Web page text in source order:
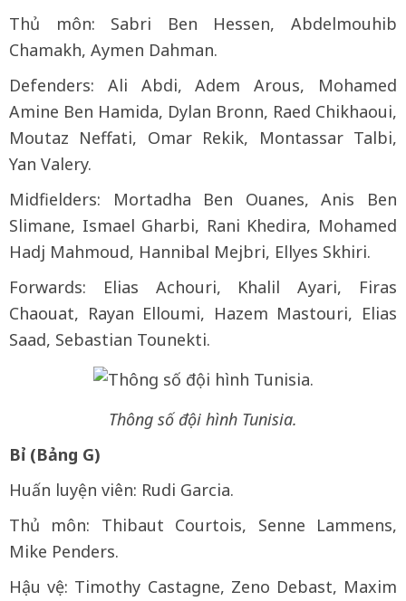
Thủ môn: Sabri Ben Hessen, Abdelmouhib
Chamakh, Aymen Dahman.
Defenders: Ali Abdi, Adem Arous, Mohamed
Amine Ben Hamida, Dylan Bronn, Raed Chikhaoui,
Moutaz Neffati, Omar Rekik, Montassar Talbi,
Yan Valery.
Midfielders: Mortadha Ben Ouanes, Anis Ben
Slimane, Ismael Gharbi, Rani Khedira, Mohamed
Hadj Mahmoud, Hannibal Mejbri, Ellyes Skhiri.
Forwards: Elias Achouri, Khalil Ayari, Firas
Chaouat, Rayan Elloumi, Hazem Mastouri, Elias
Saad, Sebastian Tounekti.
Thông số đội hình Tunisia.
Bỉ (Bảng G)
Huấn luyện viên: Rudi Garcia.
Thủ môn: Thibaut Courtois, Senne Lammens,
Mike Penders.
Hậu vệ: Timothy Castagne, Zeno Debast, ⁠Maxim